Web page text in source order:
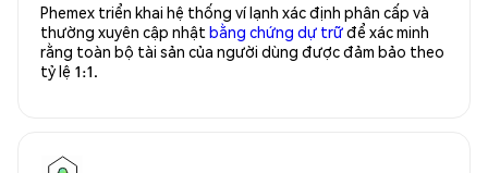
Phemex triển khai hệ thống ví lạnh xác định phân cấp và
thường xuyên cập nhật bằng chứng dự trữđể xác minh
rằng toàn bộ tài sản của người dùng được đảm bảo theo
tỷ lệ 1:1.